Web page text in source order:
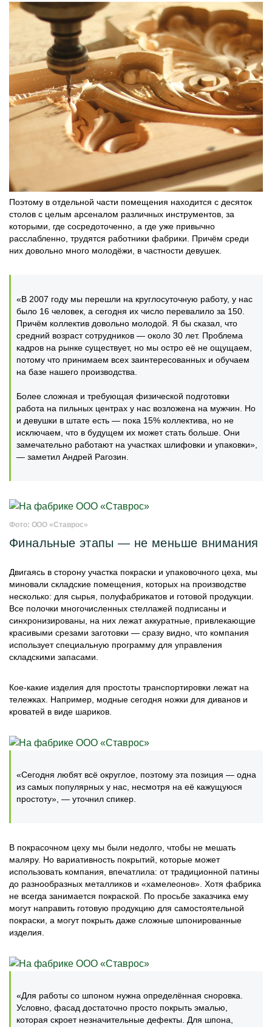
Поэтому в отдельной части помещения находится с десяток
столов с целым арсеналом различных инструментов, за
которыми, где сосредоточенно, а где уже привычно
расслабленно, трудятся работники фабрики. Причём среди
них довольно много молодёжи, в частности девушек.
«В 2007 году мы перешли на круглосуточную работу, у нас
было 16 человек, а сегодня их число перевалило за 150.
Причём коллектив довольно молодой. Я бы сказал, что
средний возраст сотрудников — около 30 лет. Проблема
кадров на рынке существует, но мы остро её не ощущаем,
потому что принимаем всех заинтересованных и обучаем
на базе нашего производства.
Более сложная и требующая физической подготовки
работа на пильных центрах у нас возложена на мужчин. Но
и девушки в штате есть — пока 15% коллектива, но не
исключаем, что в будущем их может стать больше. Они
замечательно работают на участках шлифовки и упаковки»,
— заметил Андрей Рагозин.
Фото: ООО «Ставрос»
Финальные этапы — не меньше внимания
Двигаясь в сторону участка покраски и упаковочного цеха, мы
миновали складские помещения, которых на производстве
несколько: для сырья, полуфабрикатов и готовой продукции.
Все полочки многочисленных стеллажей подписаны и
синхронизированы, на них лежат аккуратные, привлекающие
красивыми срезами заготовки — сразу видно, что компания
использует специальную программу для управления
складскими запасами.
Кое-какие изделия для простоты транспортировки лежат на
тележках. Например, модные сегодня ножки для диванов и
кроватей в виде шариков.
«Сегодня любят всё округлое, поэтому эта позиция — одна
из самых популярных у нас, несмотря на её кажущуюся
простоту», — уточнил спикер.
В покрасочном цеху мы были недолго, чтобы не мешать
маляру. Но вариативность покрытий, которые может
использовать компания, впечатлила: от традиционной патины
до разнообразных металликов и «хамелеонов». Хотя фабрика
не всегда занимается покраской. По просьбе заказчика ему
могут направить готовую продукцию для самостоятельной
покраски, а могут покрыть даже сложные шпонированные
изделия.
«Для работы со шпоном нужна определённая сноровка.
Условно, фасад достаточно просто покрыть эмалью,
которая скроет незначительные дефекты. Для шпона,